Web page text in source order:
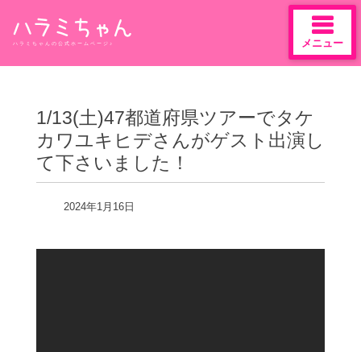
content
ハラミちゃんの公式ホームページ♪ メニュー
1/13(土)47都道府県ツアーでタケ
カワユキヒデさんがゲスト出演し
て下さいました！
2024年1月16日